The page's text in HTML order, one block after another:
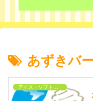
あずきバ
アイス・ソフトクリーム